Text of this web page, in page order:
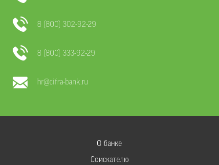
8 (800) 302-92-29
8 (800) 333-92-29
hr@cifra-bank.ru
О банке
Соискателю